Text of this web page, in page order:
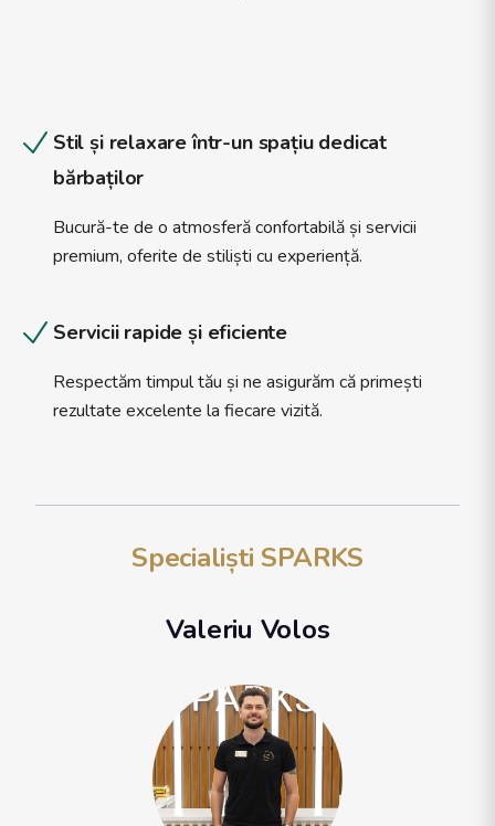
Stil și relaxare într-un spațiu dedicat
bărbaților
Bucură-te de o atmosferă confortabilă și servicii
premium, oferite de stiliști cu experiență.
Servicii rapide și eficiente
Respectăm timpul tău și ne asigurăm că primești
rezultate excelente la fiecare vizită.
Specialiști SPARKS
Valeriu Volos